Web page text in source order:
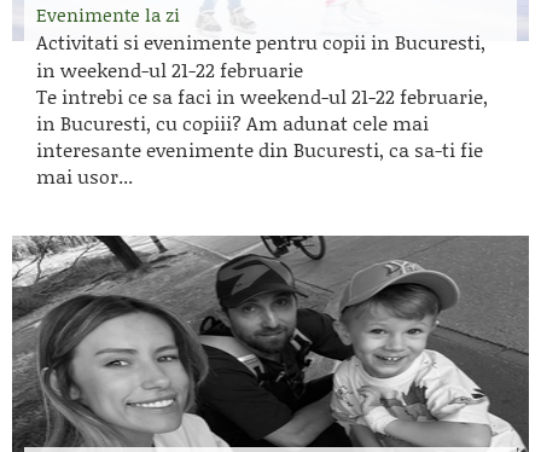
Evenimente la zi
Activitati si evenimente pentru copii in Bucuresti,
in weekend-ul 21-22 februarie
Te intrebi ce sa faci in weekend-ul 21-22 februarie,
in Bucuresti, cu copiii? Am adunat cele mai
interesante evenimente din Bucuresti, ca sa-ti fie
mai usor...